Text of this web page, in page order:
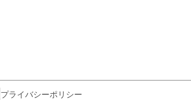
プライバシーポリシー